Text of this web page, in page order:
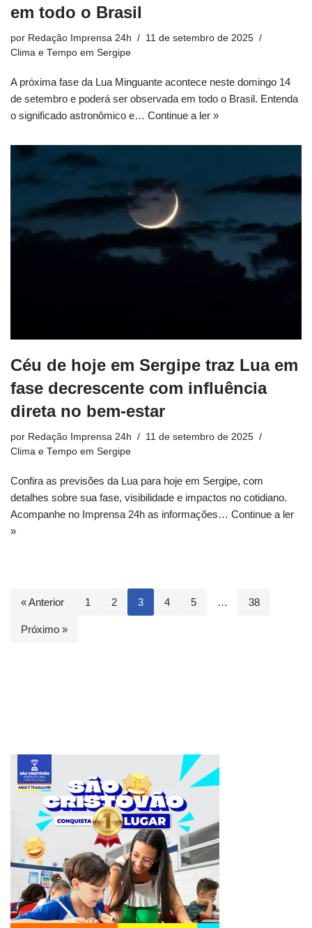
em todo o Brasil
por Redação Imprensa 24h
11 de setembro de 2025
Clima e Tempo em Sergipe
A próxima fase da Lua Minguante acontece neste domingo 14
de setembro e poderá ser observada em todo o Brasil. Entenda
o significado astronômico e… Continue a ler »
Céu de hoje em Sergipe traz Lua em
fase decrescente com influência
direta no bem-estar
por Redação Imprensa 24h
11 de setembro de 2025
Clima e Tempo em Sergipe
Confira as previsões da Lua para hoje em Sergipe, com
detalhes sobre sua fase, visibilidade e impactos no cotidiano.
Acompanhe no Imprensa 24h as informações… Continue a ler
»
« Anterior 1 2 3 4 5 … 38
Próximo »